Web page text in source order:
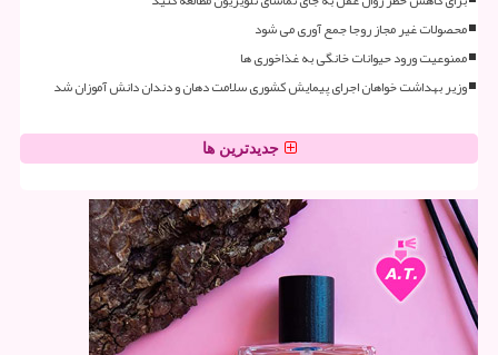
محصولات غیر مجاز روجا جمع آوری می شود
ممنوعیت ورود حیوانات خانگی به غذاخوری ها
وزیر بهداشت خواهان اجرای پیمایش کشوری سلامت دهان و دندان دانش آموزان شد
جدیدترین ها